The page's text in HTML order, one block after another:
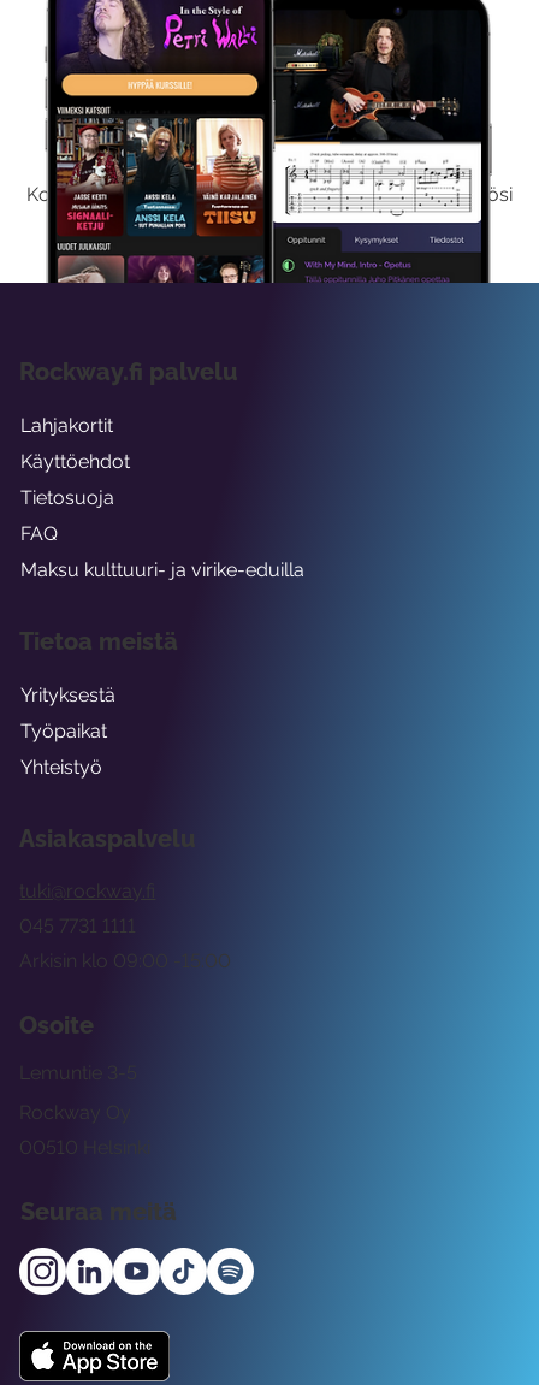
Kokeile Ilmaiseksi
Kokeilemalla ilmaiseksi saat koko sisältömme käyttöösi
viikon ajaksi.
Asiakaspalvelu
tuki@rockway.fi
Arkisin klo 09:00 -15:00
045 7731 1111
Osoite
Rockway Oy
Lemuntie 3-5
00510 Helsinki
Seuraa meitä
Rockway.fi palvelu
Lahjakortit
Käyttöehdot
Tietosuoja
FAQ
Maksu kulttuuri- ja virike-eduilla
Tietoa meistä
Yrityksestä
Työpaikat
Yhteistyö